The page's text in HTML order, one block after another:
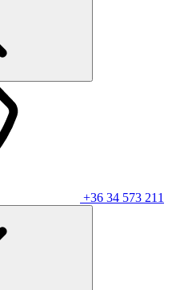
+36 34 573 211